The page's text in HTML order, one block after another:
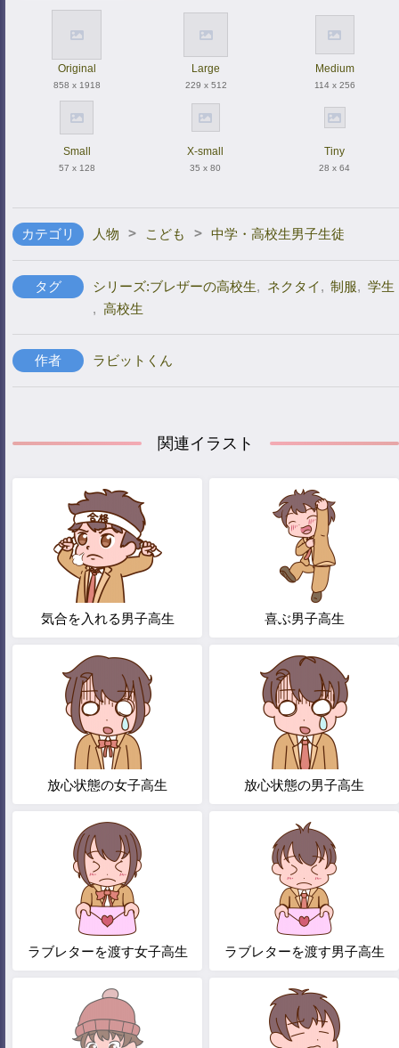
Original
858 x 1918
Large
229 x 512
Medium
114 x 256
Small
57 x 128
X-small
35 x 80
Tiny
28 x 64
カテゴリ 人物 > こども > 中学・高校生男子生徒
タグ シリーズ:ブレザーの高校生, ネクタイ, 制服, 学生
, 高校生
作者 ラビットくん
関連イラスト
気合を入れる男子高生 喜ぶ男子高生
放心状態の女子高生 放心状態の男子高生
ラブレターを渡す女子高生 ラブレターを渡す男子高生